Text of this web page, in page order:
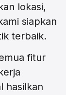
lokasi,
siapkan
terbaik.
fitur
hasilkan